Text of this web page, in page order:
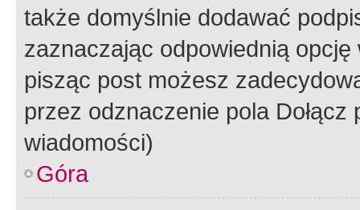
także domyślnie dodawać
zaznaczając odpowiednią
pisząc post możesz
przez odznaczenie pola
wiadomości)
Góra